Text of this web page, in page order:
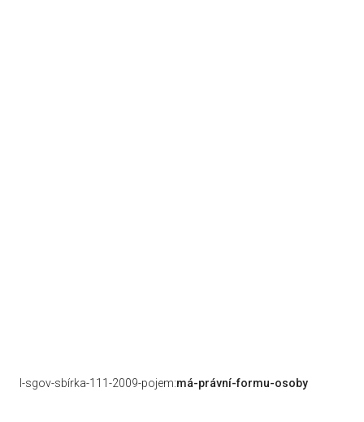
l-sgov-sbírka-111-2009-pojem:má-právní-formu-osoby